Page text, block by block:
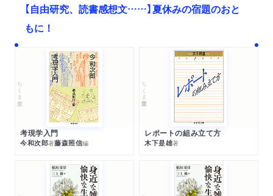
【自由研究、読書感想文……】夏休みの宿題のおと
もに！
ちくま文庫
考現学入門
今和次郎著藤森照信編
ちくま学芸文庫
レポートの組み立て方
木下是雄著